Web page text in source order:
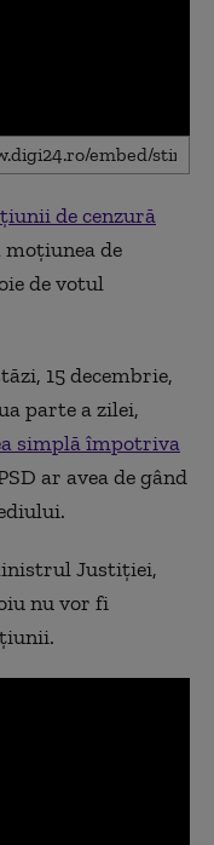
de cenzură
moţiunea de
de votul
15 decembrie,
parte a zilei,
simplă împotriva
ar avea de gând
Justiției,
nu vor fi